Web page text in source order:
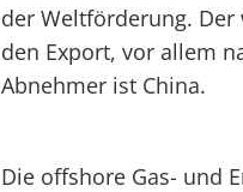
der Weltförderung. Der
den Export, vor allem
Abnehmer ist China.
Die offshore Gas- und